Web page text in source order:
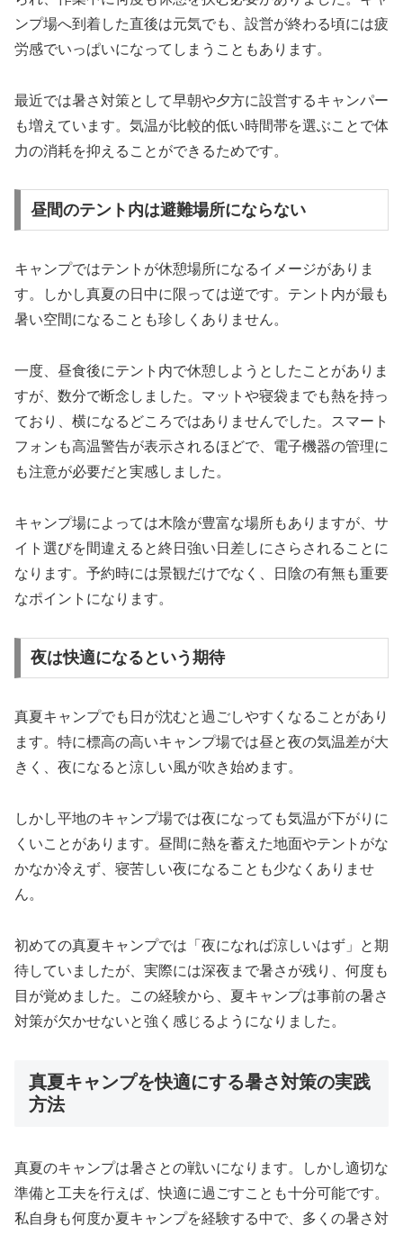
ンプ場へ到着した直後は元気でも、設営が終わる頃には疲
労感でいっぱいになってしまうこともあります。
最近では暑さ対策として早朝や夕方に設営するキャンパー
も増えています。気温が比較的低い時間帯を選ぶことで体
力の消耗を抑えることができるためです。
昼間のテント内は避難場所にならない
キャンプではテントが休憩場所になるイメージがありま
す。しかし真夏の日中に限っては逆です。テント内が最も
暑い空間になることも珍しくありません。
一度、昼食後にテント内で休憩しようとしたことがありま
すが、数分で断念しました。マットや寝袋までも熱を持っ
ており、横になるどころではありませんでした。スマート
フォンも高温警告が表示されるほどで、電子機器の管理に
も注意が必要だと実感しました。
キャンプ場によっては木陰が豊富な場所もありますが、サ
イト選びを間違えると終日強い日差しにさらされることに
なります。予約時には景観だけでなく、日陰の有無も重要
なポイントになります。
夜は快適になるという期待
真夏キャンプでも日が沈むと過ごしやすくなることがあり
ます。特に標高の高いキャンプ場では昼と夜の気温差が大
きく、夜になると涼しい風が吹き始めます。
しかし平地のキャンプ場では夜になっても気温が下がりに
くいことがあります。昼間に熱を蓄えた地面やテントがな
かなか冷えず、寝苦しい夜になることも少なくありませ
ん。
初めての真夏キャンプでは「夜になれば涼しいはず」と期
待していましたが、実際には深夜まで暑さが残り、何度も
目が覚めました。この経験から、夏キャンプは事前の暑さ
対策が欠かせないと強く感じるようになりました。
真夏キャンプを快適にする暑さ対策の実践
方法
真夏のキャンプは暑さとの戦いになります。しかし適切な
準備と工夫を行えば、快適に過ごすことも十分可能です。
私自身も何度か夏キャンプを経験する中で、多くの暑さ対